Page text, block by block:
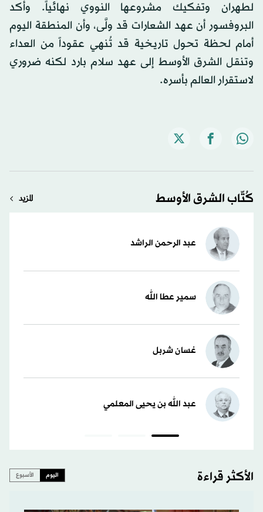
لطهران وتفكيك مشروعها النووي نهائياً. وأكد
البروفسور أن عهد الشعارات قد ولَّى، وأن المنطقة اليوم
أمام لحظة تحول تاريخية قد تُنهي عقوداً من العداء
وتنقل الشرق الأوسط إلى عهد سلام بارد لكنه ضروري
لاستقرار العالم بأسره.
كُتّاب الشرق الأوسط المزيد
عبد الرحمن الراشد
سمير عطا الله
غسان شربل
عبد الله بن يحيى المعلمي
الأكثر قراءة اليوم الأسبوع